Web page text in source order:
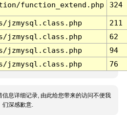
function_extend.php 324
jzmysql.class.php
211
jzmysql.class.php
62
jzmysql.class.php
94
jzmysql.class.php 76
信息详细记录, 由此给您带来的访问不便我
们深感歉意.